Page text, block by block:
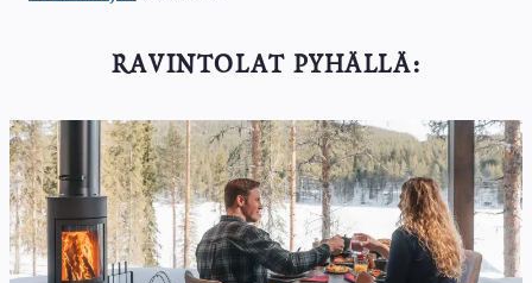
RAVINTOLAT PYHÄLLÄ: